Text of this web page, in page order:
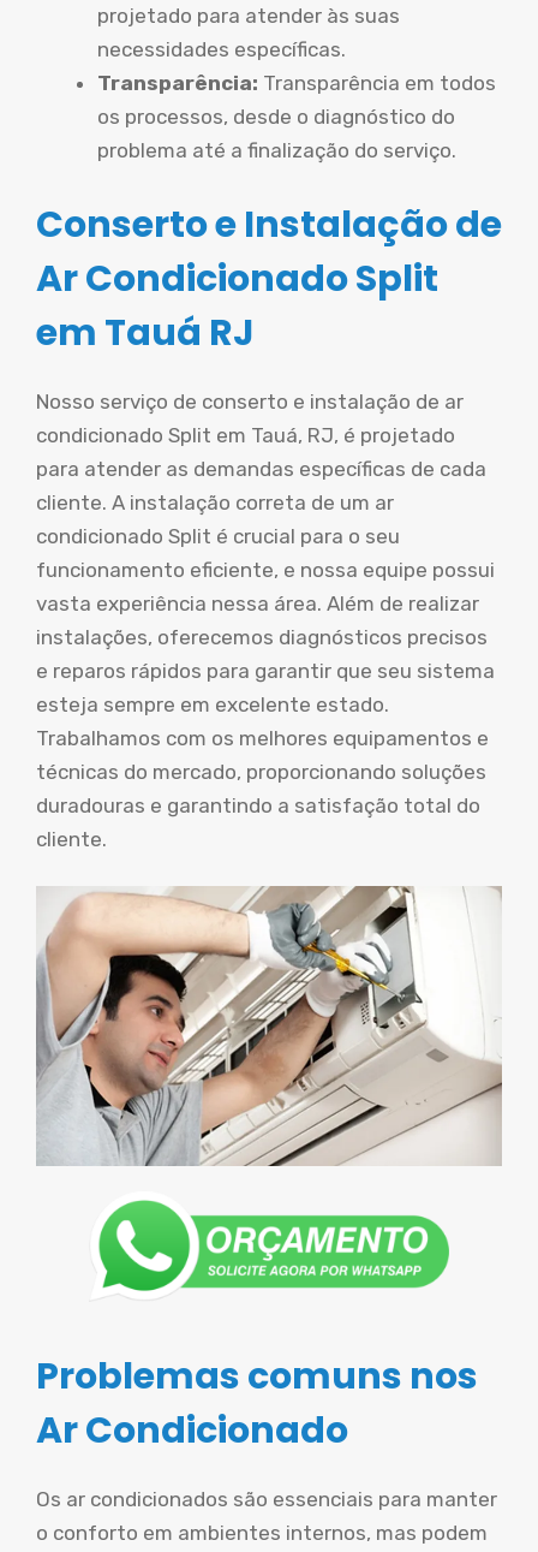
projetado para atender às suas
necessidades específicas.
Transparência: Transparência em todos
os processos, desde o diagnóstico do
problema até a finalização do serviço.
Conserto e Instalação de
Ar Condicionado Split
em Tauá RJ
Nosso serviço de conserto e instalação de ar
condicionado Split em Tauá, RJ, é projetado
para atender as demandas específicas de cada
cliente. A instalação correta de um ar
condicionado Split é crucial para o seu
funcionamento eficiente, e nossa equipe possui
vasta experiência nessa área. Além de realizar
instalações, oferecemos diagnósticos precisos
e reparos rápidos para garantir que seu sistema
esteja sempre em excelente estado.
Trabalhamos com os melhores equipamentos e
técnicas do mercado, proporcionando soluções
duradouras e garantindo a satisfação total do
cliente.
Problemas comuns nos
Ar Condicionado
Os ar condicionados são essenciais para manter
o conforto em ambientes internos, mas podem